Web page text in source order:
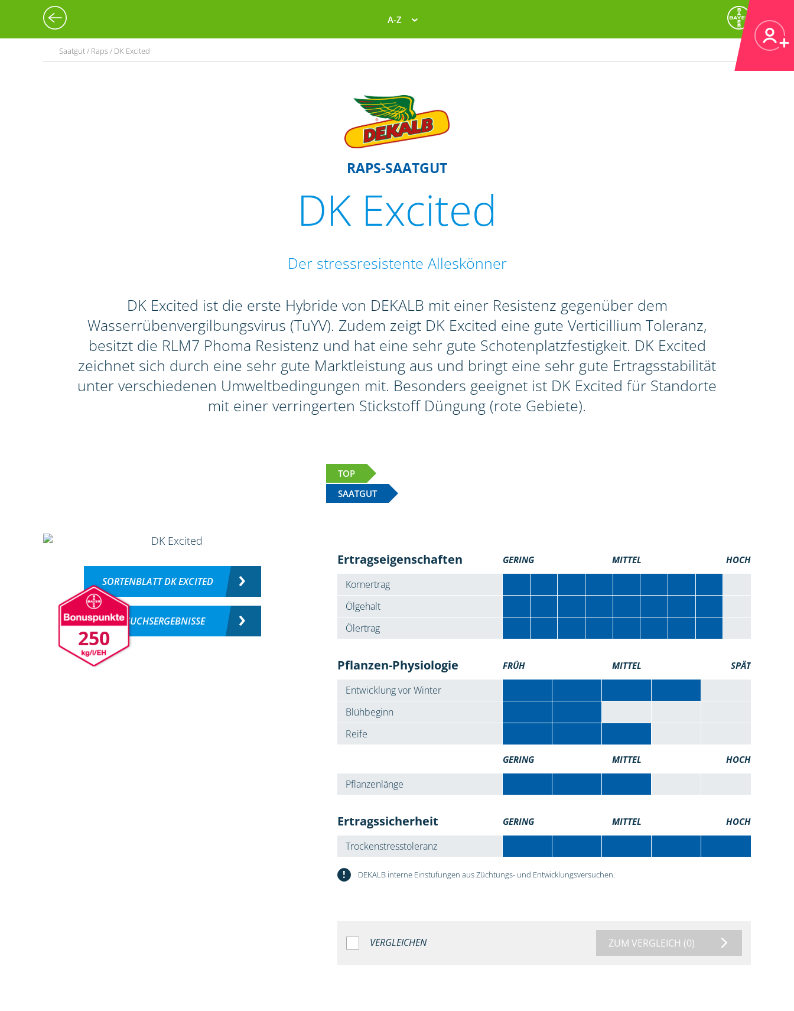
A-Z
Saatgut / Raps / DK Excited
RAPS-SAATGUT
DK Excited
Der stressresistente Alleskönner
DK Excited ist die erste Hybride von DEKALB mit einer Resistenz gegenüber dem
Wasserrübenvergilbungsvirus (TuYV). Zudem zeigt DK Excited eine gute Verticillium Toleranz,
besitzt die RLM7 Phoma Resistenz und hat eine sehr gute Schotenplatzfestigkeit. DK Excited
zeichnet sich durch eine sehr gute Marktleistung aus und bringt eine sehr gute Ertragsstabilität
unter verschiedenen Umweltbedingungen mit. Besonders geeignet ist DK Excited für Standorte
mit einer verringerten Stickstoff Düngung (rote Gebiete).
TOP
SAATGUT
250
SORTENBLATT DK EXCITED
VERSUCHSERGEBNISSE
Ertragseigenschaften GERING MITTEL HOCH
Kornertrag
Ölgehalt
Ölertrag
Pflanzen-Physiologie FRÜH MITTEL SPÄT
Entwicklung vor Winter
Blühbeginn
Reife
GERING MITTEL HOCH
Pflanzenlänge
Ertragssicherheit GERING MITTEL HOCH
Trockenstresstoleranz
! DEKALB interne Einstufungen aus Züchtungs- und Entwicklungsversuchen.
VERGLEICHEN ZUM VERGLEICH (0)